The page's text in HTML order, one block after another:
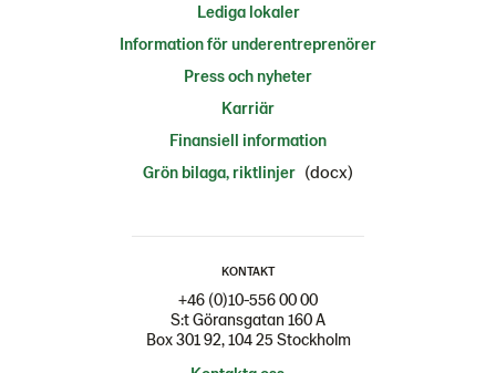
Lediga lokaler
Information för underentreprenörer
Press och nyheter
Karriär
Finansiell information
Grön bilaga, riktlinjer (docx)
KONTAKT
+46 (0)10-556 00 00
S:t Göransgatan 160 A
Box 301 92, 104 25 Stockholm